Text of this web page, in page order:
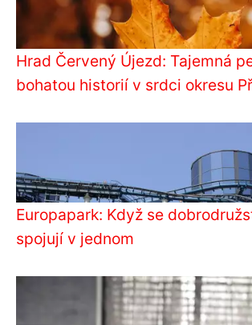
Hrad Červený Újezd: Tajemná
bohatou historií v srdci okresu
Europapark: Když se
spojují v jednom